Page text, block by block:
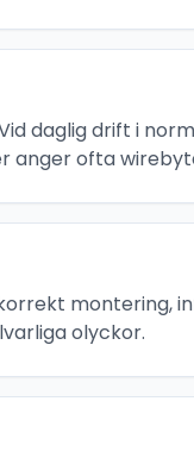
daglig drift i
anger ofta
montering,
olyckor.